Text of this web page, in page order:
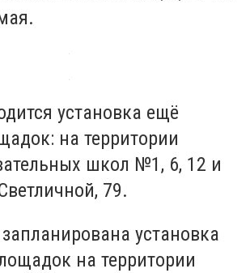
установка ещё
на территории
школ №1, 6, 12 и
79.
установка
на территории